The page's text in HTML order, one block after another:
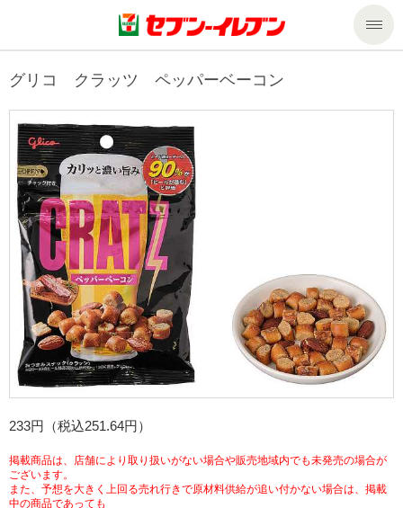
商品のご案内
商品のご案内トップ
今週の新商品
来週の新商品
商品カテゴリ一覧
セブンプレミアム
食の安全・安心への取組み
ギフト
プリペイドカード・金券
セール・キャンペーン
サービス
サービストップ
nanacoトップ
マルチコピー機でできること
マルチコピー機でできることトップ
コピー
プリント
便利なサービス
宅配便
切手・はがき・印紙
チケットサービス
セブンチケット
セブン‐イレブンでお受取り
企業情報
企業情報トップ
ニュースリリース
ごあいさつ
企業理念
会社概要
私たちの取組み
サステナビリティ
サステナビリティトップ
セブン＆アイ・ホールディングスの重点課題
サステナビリティ活動基本方針
加盟店オーナー募集 物件募集・購入
アルバイト情報
グリコ クラッツ ペッパーベーコン
233円（税込251.64円）
掲載商品は、店舗により取り扱いがない場合や販売地域内でも未発売の場合が
ございます。
また、予想を大きく上回る売れ行きで原材料供給が追い付かない場合は、掲載
中の商品であっても